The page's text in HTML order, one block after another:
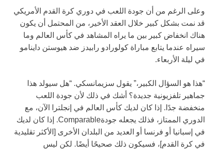
وعلى الرغم من أن جودة اللعب في دوري كرة القدم الأمريكي
قد نمت بشكل كبير خلال العقد الأخير، من المحتمل أن يكون
هناك انخفاض كبير بين ما يراه المشاهد في كأس العالم وما
سيراه عندما يتابع مباراة كولورادو رابيدز ضد هيوستن داينامو
في ليلة الأربعاء.
“هذا هو السؤال الكبير،” يقول سزيمانسكي. “هل سيولد هذا
جماهير تلفزيونية جديدة؟ أشك في ذلك لأن جودة اللعب
منخفضة جدًا. إذا كان لديك كأس العالم في إنجلترا الآن، مع
الدوري الممتاز، فذلك يجعله جودةComparable. إذا كان لديك
في إسبانيا أو فرنسا أو العديد من البلدان الأخرى [الأكثر تقليدية
في كرة القدم]، فسيكون ذلك صحيحًا أيضًا. لكن ليس